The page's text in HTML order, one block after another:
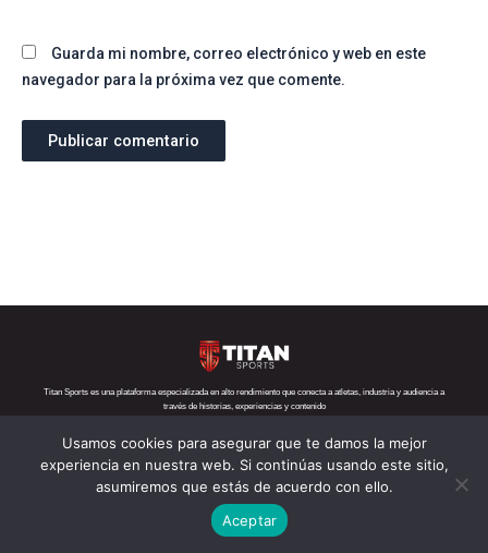
Guarda mi nombre, correo electrónico y web en este
navegador para la próxima vez que comente.
Titan Sports es una plataforma especializada en alto rendimiento que conecta a atletas, industria y audiencia a
través de historias, experiencias y contenido
Teléfono: +52 1 55 6719 5282 Correo: contacto@titansports.mx
Copyright© Titan Sports 2026. todos los derechos reservados
Nosotros Política de cookies
Usamos cookies para asegurar que te damos la mejor
experiencia en nuestra web. Si continúas usando este sitio,
asumiremos que estás de acuerdo con ello.
Aceptar